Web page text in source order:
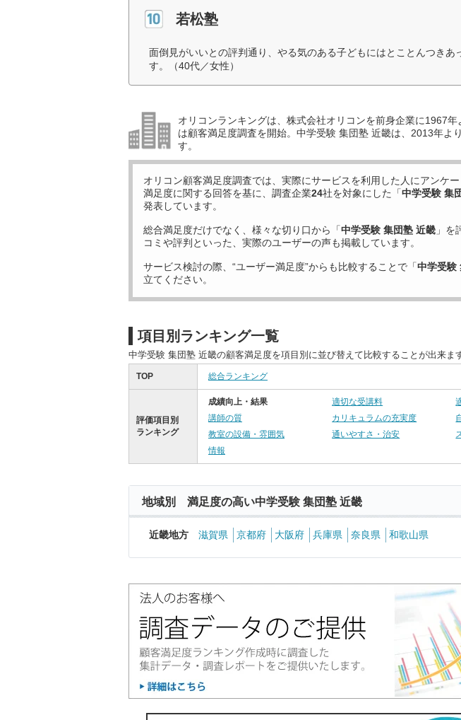
若松塾
面倒見がいいとの評判通り、やる気のある子どもにはとことんつきあ
す。（40代／女性）
オリコンランキングは、株式会社オリコンを前身企業に1967
は顧客満足度調査を開始。中学受験 集団塾 近畿は、2013年よ
す。
オリコン顧客満足度調査では、実際にサービスを利用した 人にアンケ
満足度に関する回答を基に、調査企業24社を対象にした「中学受験 集
発表しています。
総合満足度だけでなく、様々な切り口から「中学受験 集団塾 近畿 」を
コミや評判といった、実際のユーザーの声も掲載しています。
サービス検討の際、“ユーザー満足度”からも比較することで「中学受験
立てください。
項目別ランキング一覧
中学受験 集団塾 近畿の顧客満足度を項目別に並び替えて比較することが出来ます
TOP 総合ランキング
評価項目別
ランキング
成績向上・結果 適切な受講料
講師の質
カリキュラムの充実度
教室の設備・雰囲気
通いやすさ・治安
情報
地域別 満足度の高い中学受験 集団塾 近畿
近畿地方 滋賀県 京都府 大阪府 兵庫県 奈良県 和歌山県